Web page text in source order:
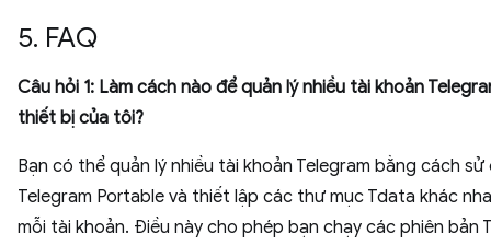
5. FAQ
Câu hỏi 1: Làm cách nào để quản lý nhiều tài khoản
thiết bị của tôi?
Bạn có thể quản lý nhiều tài khoản Telegram bằng cách sử
Telegram Portable và thiết lập các thư mục Tdata khác
mỗi tài khoản. Điều này cho phép bạn chạy các phiên bản